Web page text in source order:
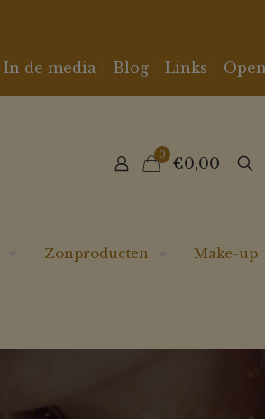
In de media Blog Links
0 €0,00
Zonproducten Make-up